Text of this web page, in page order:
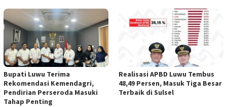
Bupati Luwu Terima
Rekomendasi Kemendagri,
Pendirian Perseroda Masuki
Tahap Penting
Realisasi APBD Luwu Tembus
48,49 Persen, Masuk Tiga Besar
Terbaik di Sulsel